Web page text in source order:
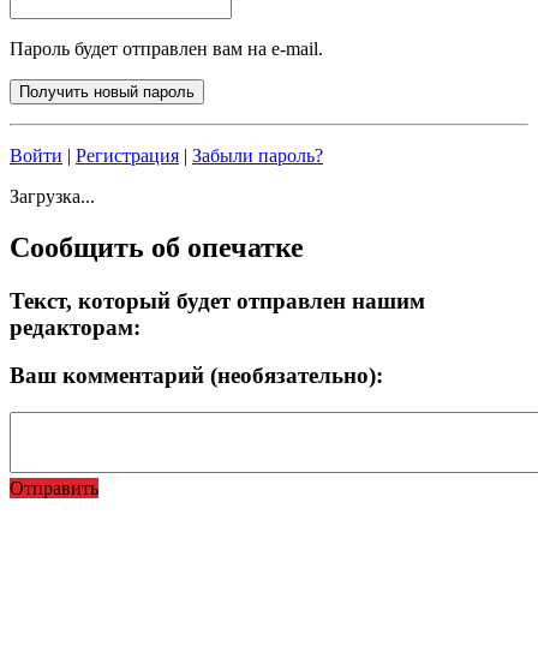
Пароль будет отправлен вам на e-mail.
Войти | Регистрация | Забыли пароль?
Загрузка...
Сообщить об опечатке
Текст, который будет отправлен нашим
редакторам:
Ваш комментарий (необязательно):
Отправить